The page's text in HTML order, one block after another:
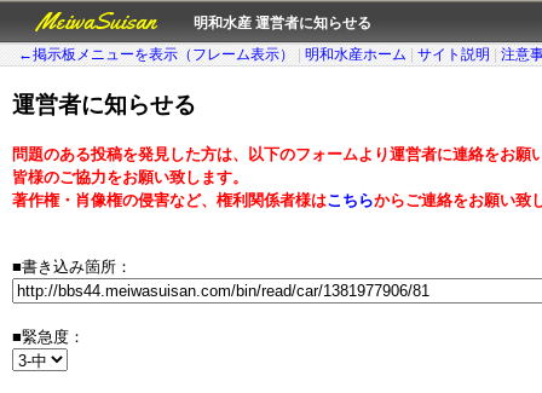
MeiwaSuisan
明和水産 運営者に知らせる
←掲示板メニューを表示（フレーム表示）
明和水産ホーム サイト説明 注意
運営者に知らせる
問題のある投稿を発見した方は、以下のフォームより運営者に連絡をお願
皆様のご協力をお願い致します。
著作権・肖像権の侵害など、権利関係者様はこちらからご連絡をお願い致
■書き込み箇所：
■緊急度：